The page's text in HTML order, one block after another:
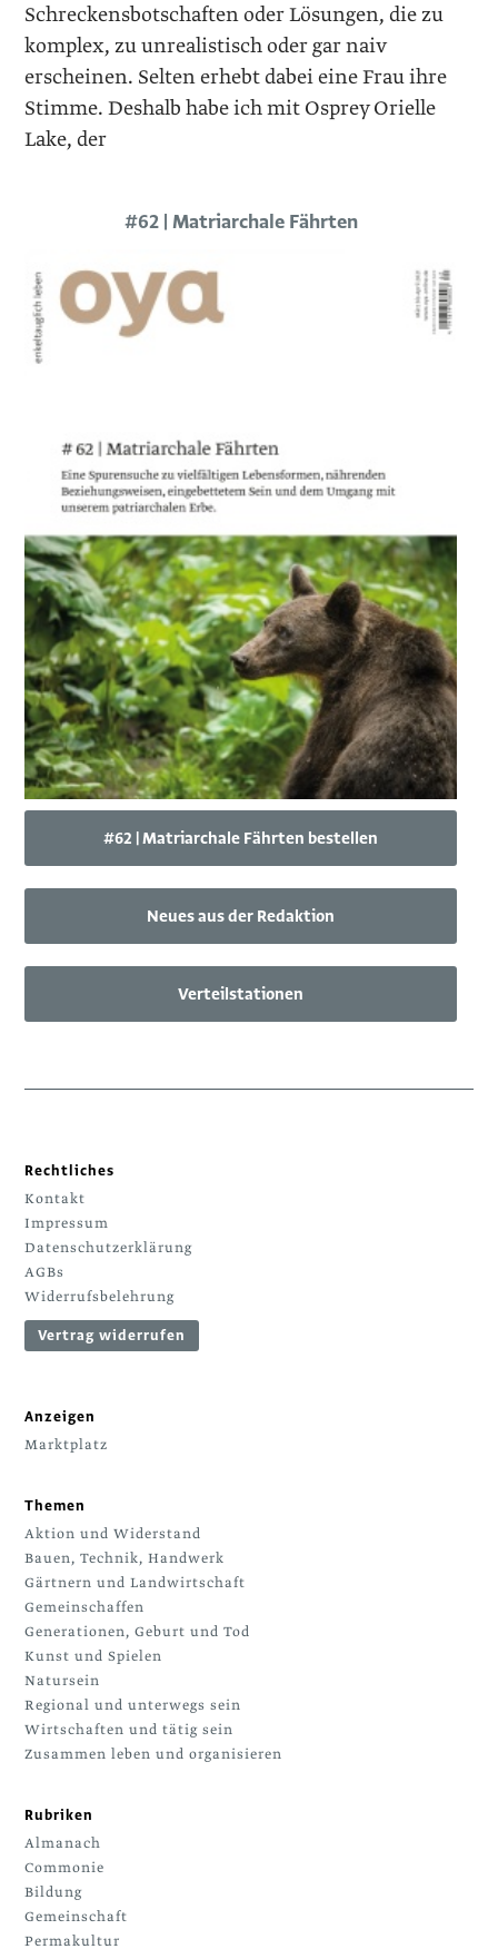
Schreckensbotschaften oder Lösungen, die zu
komplex, zu unrealistisch oder gar naiv
erscheinen. Selten erhebt dabei eine Frau ihre
Stimme. Deshalb habe ich mit Osprey Orielle
Lake, der
#62 | Matriarchale Fährten
#62 | Matriarchale Fährten bestellen
Neues aus der Redaktion
Verteilstationen
Rechtliches
Kontakt
Impressum
Datenschutzerklärung
AGBs
Widerrufsbelehrung
Vertrag widerrufen
Anzeigen
Marktplatz
Themen
Aktion und Widerstand
Bauen, Technik, Handwerk
Gärtnern und Landwirtschaft
Gemeinschaffen
Generationen, Geburt und Tod
Kunst und Spielen
Natursein
Regional und unterwegs sein
Wirtschaften und tätig sein
Zusammen leben und organisieren
Rubriken
Almanach
Commonie
Bildung
Gemeinschaft
Permakultur